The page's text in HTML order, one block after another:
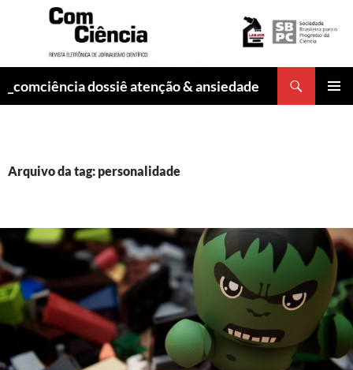
_comciência dossiê atenção & ansiedade
Arquivo da tag: personalidade